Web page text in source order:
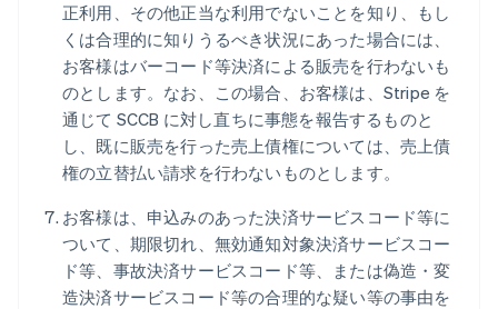
正利用、その他正当な利用でないことを知り、もし
くは合理的に知りうるべき状況にあった場合には、
お客様はバーコード等決済による販売を行わないも
のとします。なお、この場合、お客様は、Stripe を
通じて SCCB に対し直ちに事態を報告するものと
し、既に販売を行った売上債権については、売上債
権の立替払い請求を行わないものとします。
お客様は、申込みのあった決済サービスコード等に
ついて、期限切れ、無効通知対象決済サービスコー
ド等、事故決済サービスコード等、または偽造・変
造決済サービスコード等の合理的な疑い等の事由を